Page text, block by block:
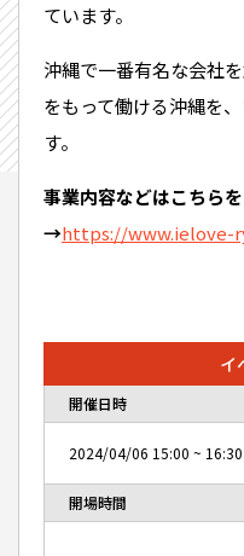
ています。
沖縄で一番有名な会社
をもって働ける沖縄を
す。
事業内容などはこちら
→https://www.ielove-
イ
開催日時
2024/04/06 15:00 ~ 16:30
開場時間